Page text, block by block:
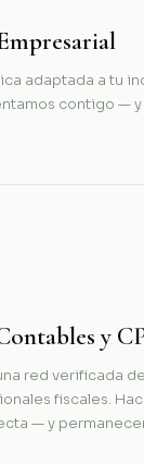
adaptada a tu
contigo — y
y
red verificada
fiscales.
— y